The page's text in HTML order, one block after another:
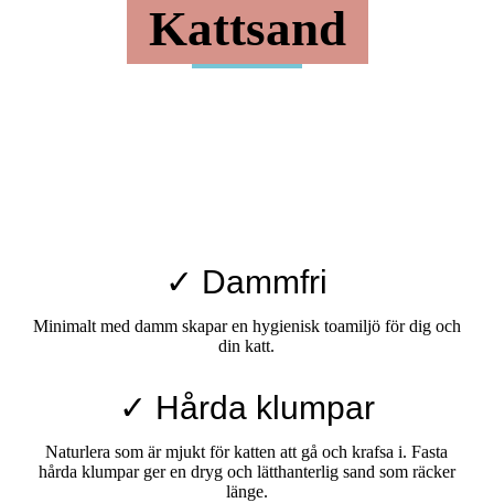
Kattsand
✓ Dammfri
Minimalt med damm skapar en hygienisk toamiljö för dig och
din katt.
✓ Hårda klumpar
Naturlera som är mjukt för katten att gå och krafsa i. Fasta
hårda klumpar ger en dryg och lätthanterlig sand som räcker
länge.